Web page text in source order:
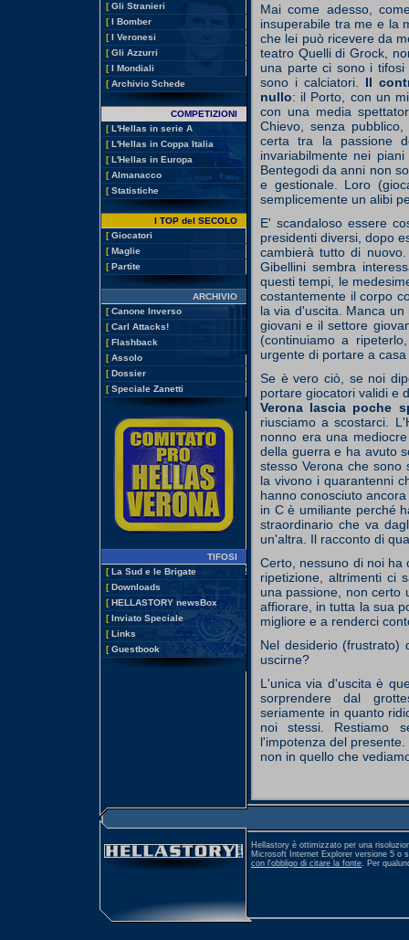
[ Gli Stranieri
[ I Bomber
[ I Veronesi
[ Gli Azzurri
[ I Mondiali
[ Archivio Schede
COMPETIZIONI
[ L'Hellas in serie A
[ L'Hellas in Coppa Italia
[ L'Hellas in Europa
[ Almanacco
[ Statistiche
I TOP del SECOLO
[ Giocatori
[ Maglie
[ Partite
ARCHIVIO
[ Canone Inverso
[ Carl Attacks!
[ Flashback
[ Assolo
[ Dossier
[ Speciale Zanetti
TIFOSI
[ La Sud e le Brigate
[ Downloads
[ HELLASTORY newsBox
[ Inviato Speciale
[ Links
[ Guestbook
Mai come adesso,
insuperabile tra me e la
che lei può ricevere da
teatro Quelli di Grock,
una parte ci sono i tifosi
sono i calciatori. Il
nullo: il Porto, con un
con una media
Chievo, senza
certa tra la passione
invariabilmente nei
Bentegodi da anni non
e gestionale. Loro
semplicemente un alibi
E' scandaloso essere
presidenti diversi, dopo
cambierà tutto di
Gibellini sembra
questi tempi, le
costantemente il corpo
la via d'uscita. Manca
giovani e il settore
(continuiamo a
urgente di portare a
Se è vero ciò, se noi
portare giocatori validi e
Verona lascia poche
riusciamo a scostarci.
nonno era una
della guerra e ha avuto
stesso Verona che sono
la vivono i quarantenni
hanno conosciuto
in C è umiliante perché
straordinario che va
un'altra. Il racconto di
Certo, nessuno di noi ha
ripetizione, altrimenti ci
una passione, non certo
affiorare, in tutta la sua
migliore e a renderci
Nel desiderio (frustrato)
uscirne?
L'unica via d'uscita è
sorprendere dal
seriamente in quanto
noi stessi. Restiamo
l'impotenza del
non in quello che
Hellastory è ottimizzato per una
Microsoft Internet Explorer versione 5 o
con l'obbligo di citare la fonte. Per